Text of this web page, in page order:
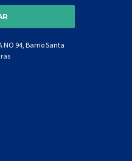
NO 94, Barrio Santa